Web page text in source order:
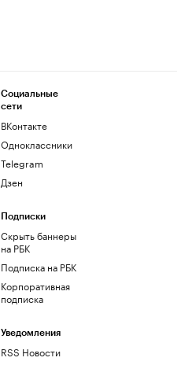
Социальные
сети
ВКонтакте
Одноклассники
Telegram
Дзен
Подписки
Скрыть баннеры
на РБК
Подписка на РБК
Корпоративная
подписка
Уведомления
RSS Новости